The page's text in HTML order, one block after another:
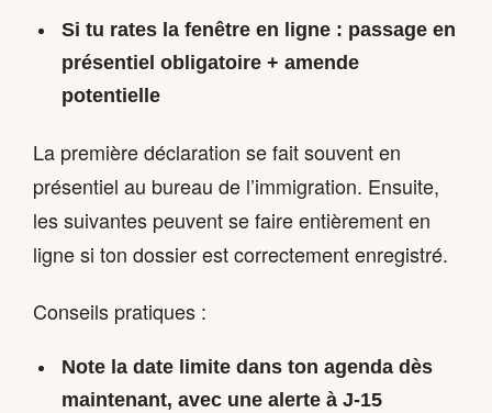
Si tu rates la fenêtre en ligne : passage en
présentiel obligatoire + amende
potentielle
La première déclaration se fait souvent en
présentiel au bureau de l’immigration. Ensuite,
les suivantes peuvent se faire entièrement en
ligne si ton dossier est correctement enregistré.
Conseils pratiques :
Note la date limite dans ton agenda dès
maintenant, avec une alerte à J-15